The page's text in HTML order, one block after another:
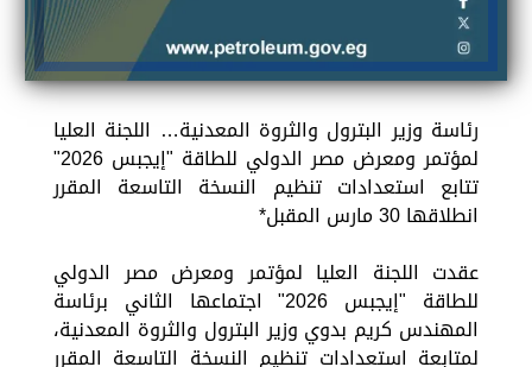
رئاسة وزير البترول والثروة المعدنية… اللجنة العليا
لمؤتمر ومعرض مصر الدولي للطاقة "إيجبس 2026"
تتابع استعدادات تنظيم النسخة التاسعة المقرر
انطلاقها 30 مارس المقبل*
عقدت اللجنة العليا لمؤتمر ومعرض مصر الدولي
للطاقة "إيجبس 2026" اجتماعها الثاني برئاسة
المهندس كريم بدوي وزير البترول والثروة المعدنية،
لمتابعة استعدادات تنظيم النسخة التاسعة المقرر